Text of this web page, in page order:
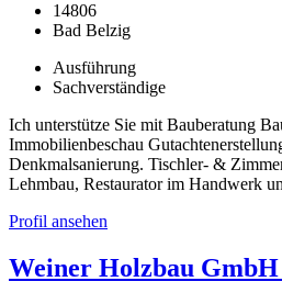
14806
Bad Belzig
Ausführung
Sachverständige
Ich unterstütze Sie mit Bauberatung
Immobilienbeschau
Denkmalsanierung. Tischler- &
Lehmbau, Restaurator im Handwerk
Profil ansehen
Weiner Holzbau